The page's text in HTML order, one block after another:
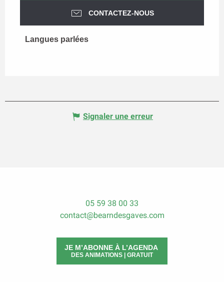
CONTACTEZ-NOUS
Langues parlées
Langues parlées
Signaler une erreur
05 59 38 00 33
contact@bearndesgaves.com
JE M’ABONNE À L’AGENDA
DES ANIMATIONS | GRATUIT